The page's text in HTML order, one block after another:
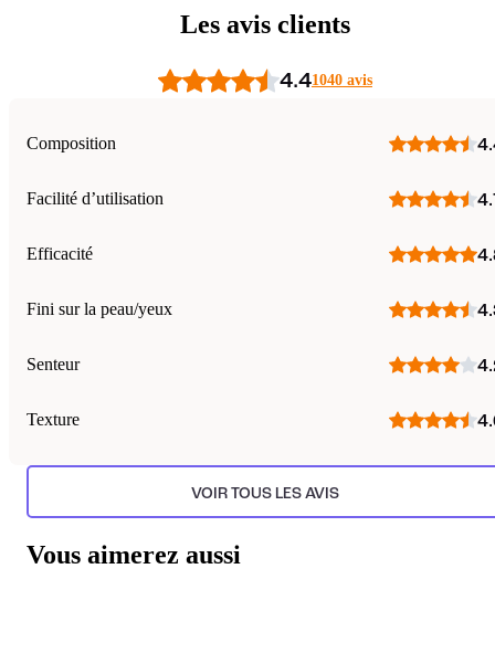
Les avis clients
4.41040 avis
Composition
Facilité d’utilisation
Efficacité
Fini sur la peau/yeux
Senteur
Texture
VOIR TOUS LES AVIS
Vous aimerez aussi